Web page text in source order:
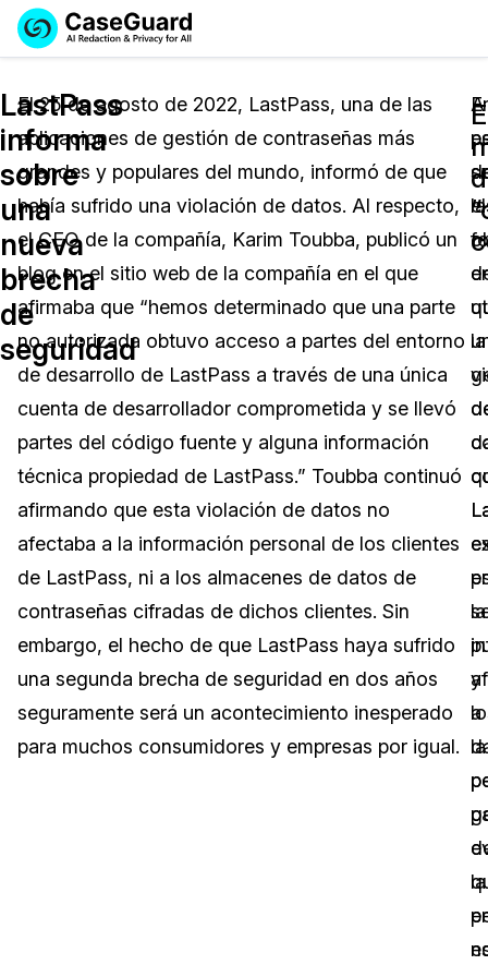
Licencia de CaseGuard Studio
Precios de Redacción a Pedido
Soluciones
Redacción de vídeos
Redacción de documentos
Redacción de audio
Redacción en Bulto
Redacción de imágenes
Transcripción y Traducción
Industrias
Cuerpos Policiales
Transportación
La Atención Médica
Educación
El Gobierno
Sector Jurídico
Servicios Financieros
Medios de Comunicación y
Entretenimiento
Centros de Atención Telefónica
Precios
Recursos
Preguntas Frecuentes
Artículos
Casos Practicos
Centro de Ayuda
Videoteca
Recomendaciones
Sobre nosotros
Trabaja con nosotros
Eventos
Demo
English
Español
LastPass
informa
sobre
una
nueva
brecha
de
seguridad
El 25 de agosto de 2022, LastPass, una de las
aplicaciones de gestión de contraseñas más
grandes y populares del mundo, informó de que
había sufrido una violación de datos. Al respecto,
el CEO de la compañía, Karim Toubba, publicó un
blog en el sitio web de la compañía en el que
afirmaba que “hemos determinado que una parte
no autorizada obtuvo acceso a partes del entorno
de desarrollo de LastPass a través de una única
cuenta de desarrollador comprometida y se llevó
partes del código fuente y alguna información
técnica propiedad de LastPass.” Toubba continuó
afirmando que esta violación de datos no
afectaba a la información personal de los clientes
de LastPass, ni a los almacenes de datos de
contraseñas cifradas de dichos clientes. Sin
embargo, el hecho de que LastPass haya sufrido
una segunda brecha de seguridad en dos años
seguramente será un acontecimiento inesperado
para muchos consumidores y empresas por igual.
el
la
y
A
la
a
la
la